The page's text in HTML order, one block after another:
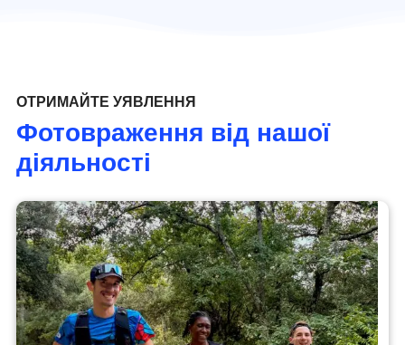
ОТРИМАЙТЕ УЯВЛЕННЯ
Фотовраження від нашої
діяльності